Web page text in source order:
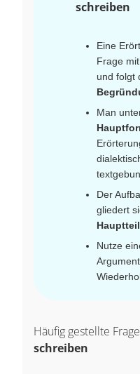
schreiben
Eine
Frage
und folgt
Man
Der
gliedert
Nutze
Häufig gestellte
schreiben